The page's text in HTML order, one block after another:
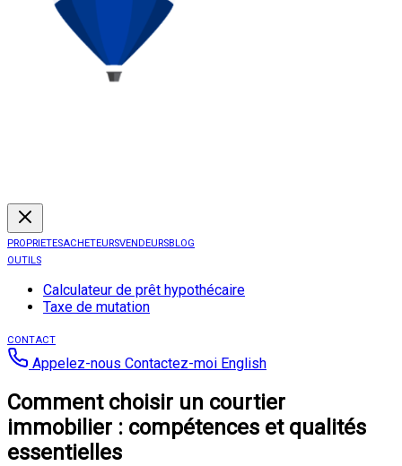
PROPRIETESACHETEURSVENDEURSBLOG
OUTILS
Calculateur de prêt hypothécaire
Taxe de mutation
CONTACT
Appelez-nous Contactez-moi English
Comment choisir un courtier
immobilier : compétences et qualités
essentielles